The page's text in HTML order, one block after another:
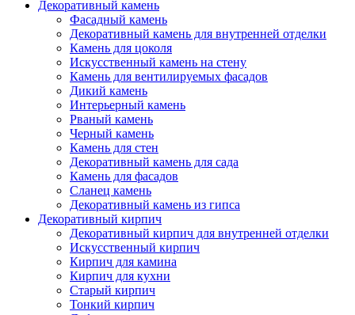
Декоративный камень
Фасадный камень
Декоративный камень для внутренней отделки
Камень для цоколя
Искусственный камень на стену
Камень для вентилируемых фасадов
Дикий камень
Интерьерный камень
Рваный камень
Черный камень
Камень для стен
Декоративный камень для сада
Камень для фасадов
Сланец камень
Декоративный камень из гипса
Декоративный кирпич
Декоративный кирпич для внутренней отделки
Искусственный кирпич
Кирпич для камина
Кирпич для кухни
Старый кирпич
Тонкий кирпич